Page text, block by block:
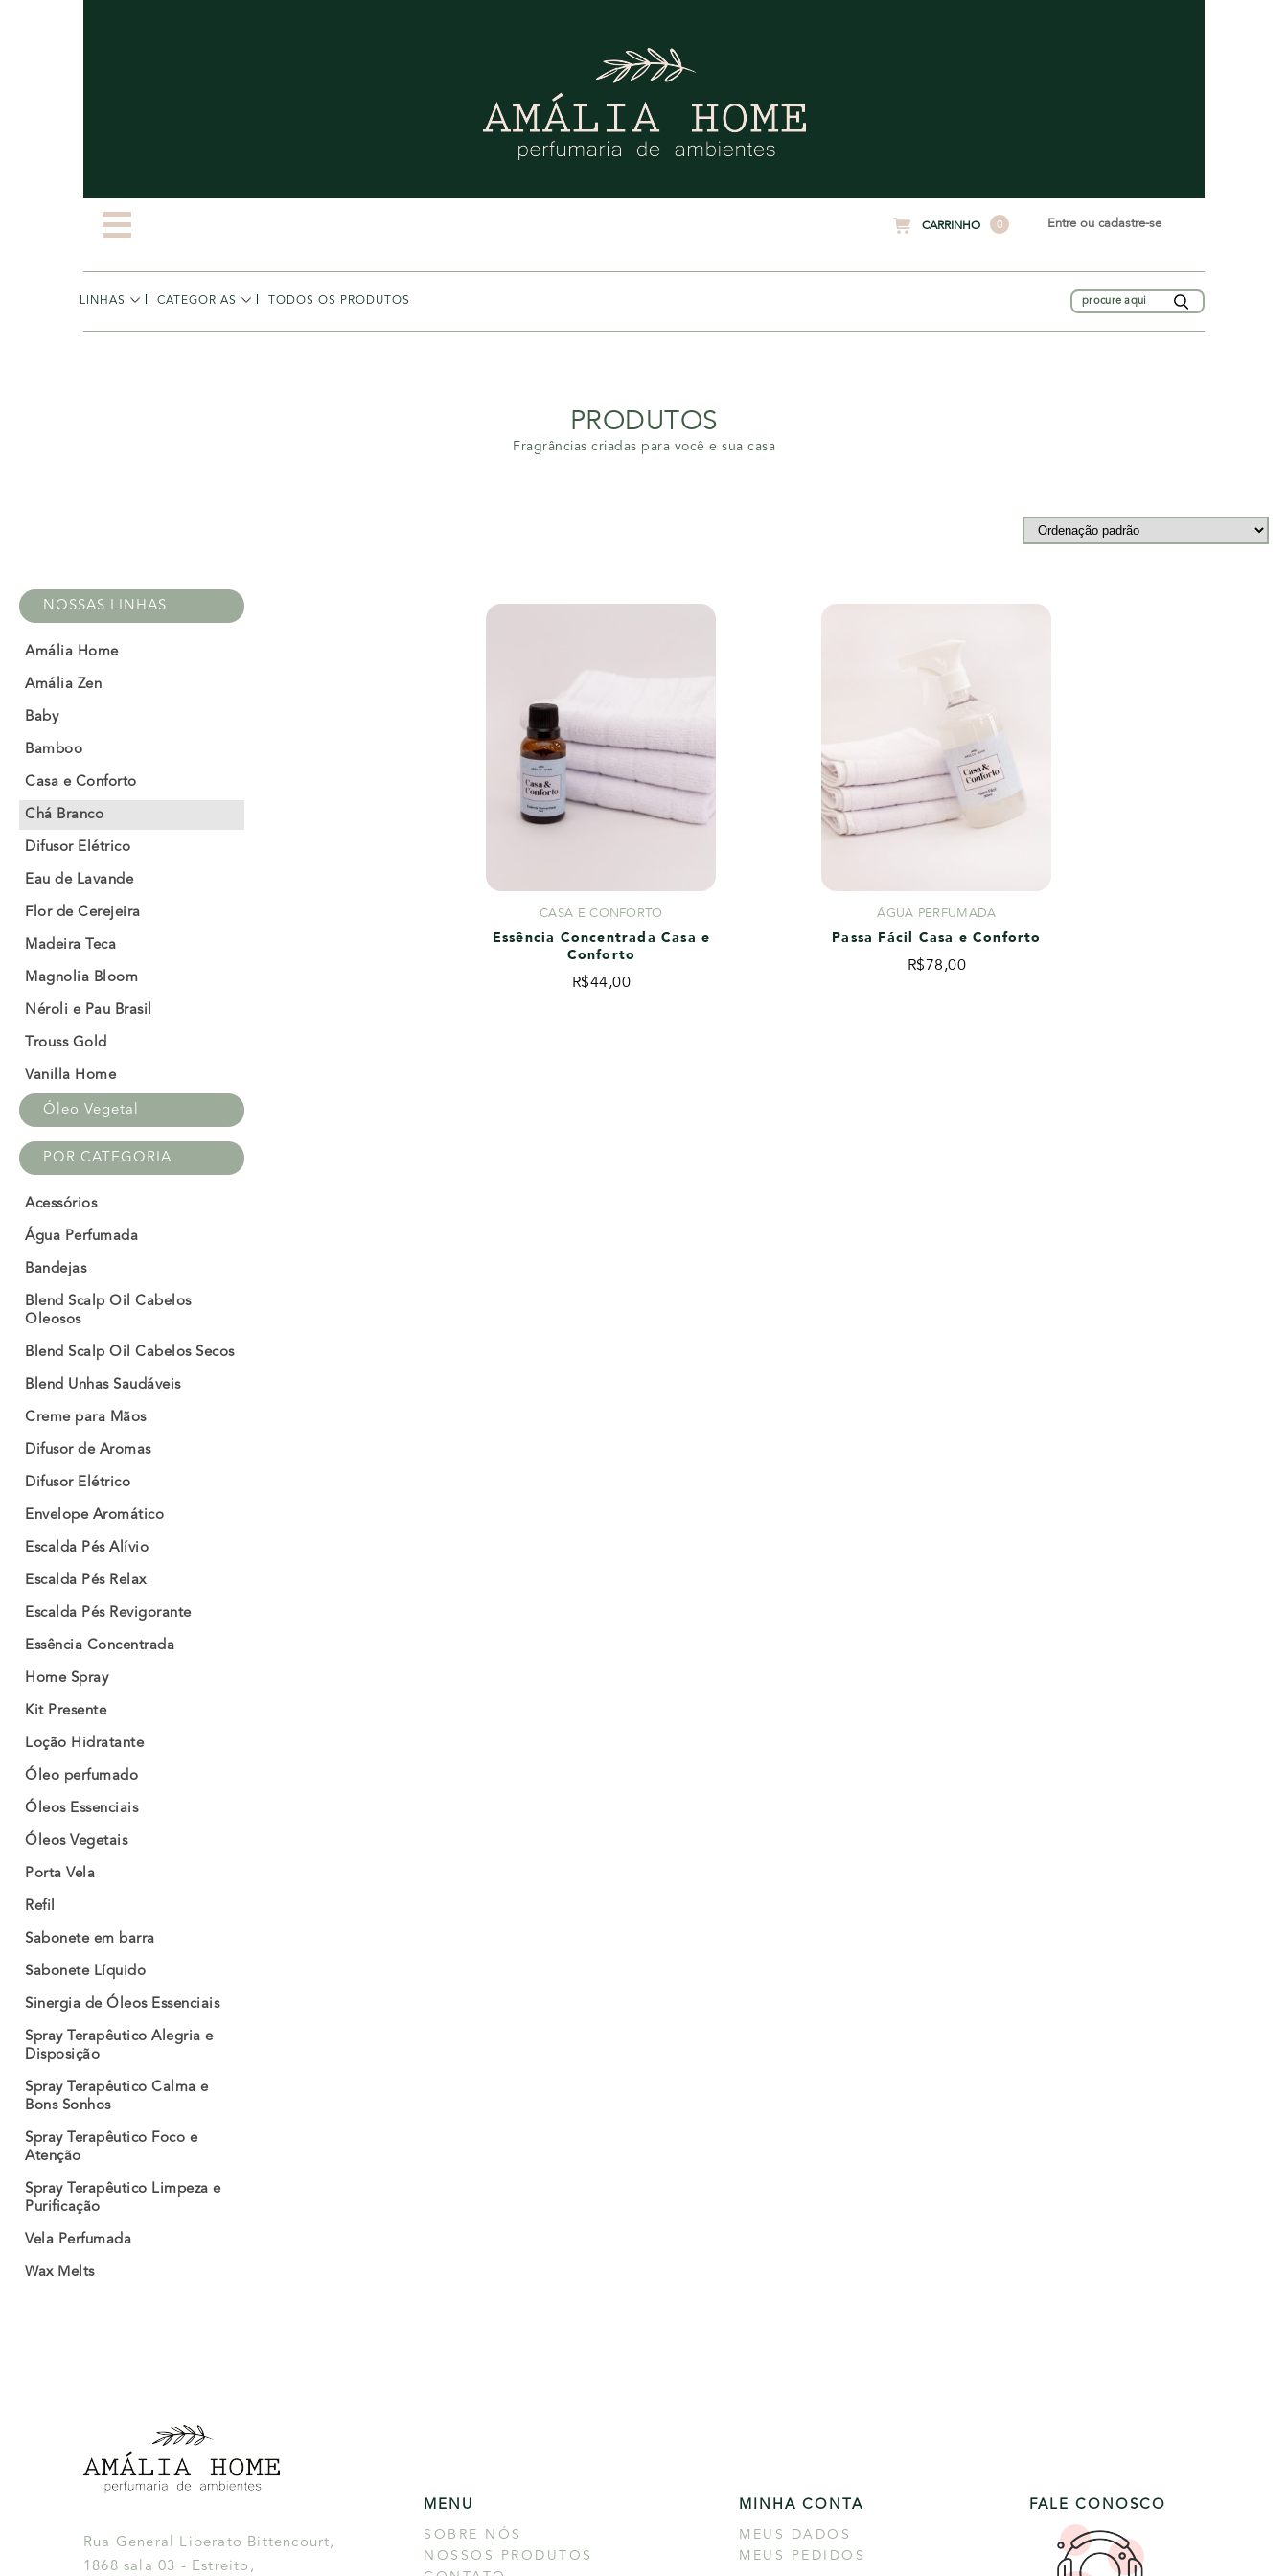
Entre ou cadastre-se
CARRINHO 0
LINHAS CATEGORIAS TODOS OS PRODUTOS Buscar
PRODUTOS
Fragrâncias criadas para você e sua casa
NOSSAS LINHAS
Amália Home
Amália Zen
Baby
Bamboo
Casa e Conforto
Chá Branco
Difusor Elétrico
Eau de Lavande
Flor de Cerejeira
Madeira Teca
Magnolia Bloom
Néroli e Pau Brasil
Trouss Gold
Vanilla Home
Óleo Vegetal
POR CATEGORIA
Acessórios
Água Perfumada
Bandejas
Blend Scalp Oil Cabelos
Oleosos
Blend Scalp Oil Cabelos Secos
Blend Unhas Saudáveis
Creme para Mãos
Difusor de Aromas
Difusor Elétrico
Envelope Aromático
Escalda Pés Alívio
Escalda Pés Relax
Escalda Pés Revigorante
Essência Concentrada
Home Spray
Kit Presente
Loção Hidratante
Óleo perfumado
Óleos Essenciais
Óleos Vegetais
Porta Vela
Refil
Sabonete em barra
Sabonete Líquido
Sinergia de Óleos Essenciais
Spray Terapêutico Alegria e
Disposição
Spray Terapêutico Calma e
Bons Sonhos
Spray Terapêutico Foco e
Atenção
Spray Terapêutico Limpeza e
Purificação
Vela Perfumada
Wax Melts
CASA E CONFORTO
Essência Concentrada Casa e
Conforto
R$44,00
ÁGUA PERFUMADA
Passa Fácil Casa e Conforto
R$78,00
Rua General Liberato Bittencourt,
1868 sala 03 - Estreito,
MENU
SOBRE NÓS
NOSSOS PRODUTOS
MINHA CONTA
MEUS DADOS
MEUS PEDIDOS
FALE CONOSCO